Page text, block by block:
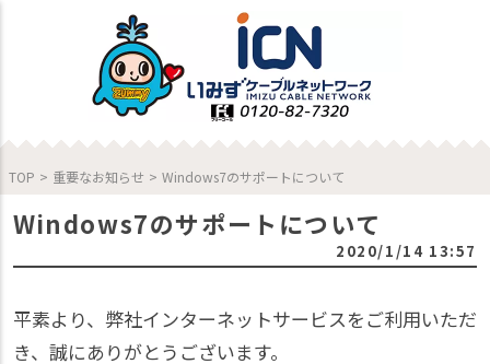
TOP > 重要なお知らせ > Windows7のサポートについて
Windows7のサポートについて
2020/1/14 13:57
平素より、弊社インターネットサービスをご利用いただ
き、誠にありがとうございます。